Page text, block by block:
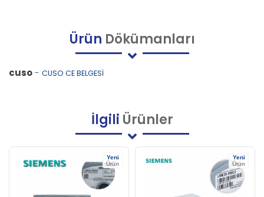
Ürün Dökümanları
cuso- CUSO CE BELGESİ
İlgili Ürünler
Yeni
Ürün